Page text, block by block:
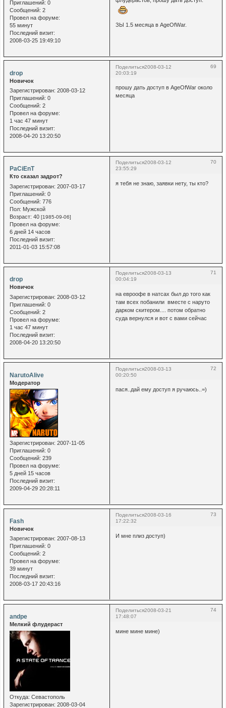
Приглашений: 0
Сообщений: 2
Провел на форуме:
55 минут
Последний визит:
2008-03-25 19:49:10
ЗЫ 1.5 месяца в AgeOfWar.
Поделиться 69
2008-03-12
20:03:19
drop
Новичок
Зарегистрирован: 2008-03-12
Приглашений: 0
Сообщений: 2
Провел на форуме:
1 час 47 минут
Последний визит:
2008-04-20 13:20:50
прошу дать доступ в AgeOfWar около
месяца
Поделиться 70
2008-03-12
23:55:29
PaCiEnT
Кто сказал задрот?
Зарегистрирован: 2007-03-17
Приглашений: 0
Сообщений: 776
Пол: Мужской
Возраст: 40 [1985-09-06]
Провел на форуме:
6 дней 14 часов
Последний визит:
2011-01-03 15:57:08
я тебя не знаю, заявки нету, ты кто?
Поделиться 71
2008-03-13
00:04:19
drop
Новичок
Зарегистрирован: 2008-03-12
Приглашений: 0
Сообщений: 2
Провел на форуме:
1 час 47 минут
Последний визит:
2008-04-20 13:20:50
на евроофе в натсах был до того как
там всех побанили вместе с наруто
дарком скитером.... потом обратно
суда вернулся и вот с вами сейчас
Поделиться 72
2008-03-13
00:20:50
NarutoAlive
Модератор
Зарегистрирован: 2007-11-05
Приглашений: 0
Сообщений: 239
Провел на форуме:
5 дней 15 часов
Последний визит:
2009-04-29 20:28:11
пася..дай ему доступ я ручаюсь..=)
Поделиться 73
2008-03-16
17:22:32
Fash
Новичок
Зарегистрирован: 2007-08-13
Приглашений: 0
Сообщений: 2
Провел на форуме:
39 минут
Последний визит:
2008-03-17 20:43:16
И мне плиз доступ)
Поделиться 74
2008-03-21
17:48:07
andpe
Мелкий флудераст
Откуда: Севастополь
Зарегистрирован: 2008-03-04
мине мине мине)